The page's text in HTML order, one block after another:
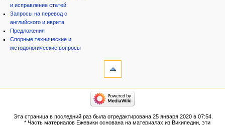
и исправление статей
Запросы на перевод с
английского и иврита
Предложения
Спорные технические и
методологические вопросы
Версия
категории
Народ
Эта страница в последний раз была отредактирована 25 января 2020 в 07:54.
* Часть материалов Ежевики основана на материалах из Википедии, эти